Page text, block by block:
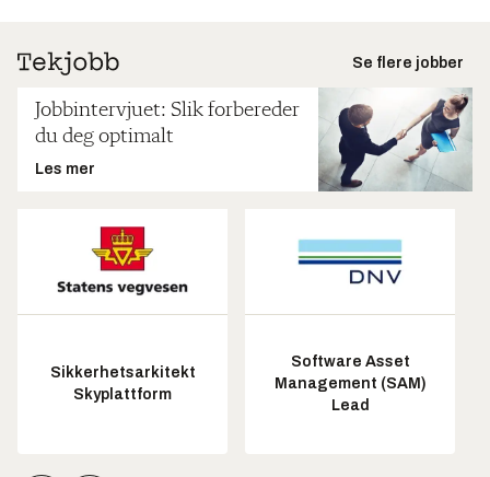
Se flere jobber
Jobbintervjuet: Slik forbereder
du deg optimalt
Les mer
Sikkerhetsarkitekt
Skyplattform
Software Asset
Management (SAM)
Lead